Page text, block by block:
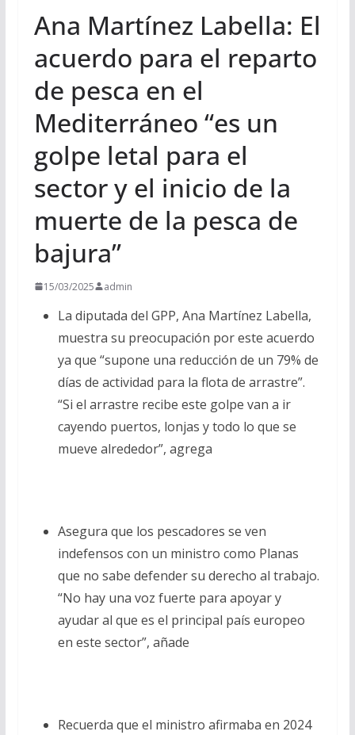
Ana Martínez Labella: El
acuerdo para el reparto
de pesca en el
Mediterráneo “es un
golpe letal para el
sector y el inicio de la
muerte de la pesca de
bajura”
15/03/2025 admin
La diputada del GPP, Ana Martínez Labella,
muestra su preocupación por este acuerdo
ya que “supone una reducción de un 79% de
días de actividad para la flota de arrastre”.
“Si el arrastre recibe este golpe van a ir
cayendo puertos, lonjas y todo lo que se
mueve alrededor”, agrega
Asegura que los pescadores se ven
indefensos con un ministro como Planas
que no sabe defender su derecho al trabajo.
“No hay una voz fuerte para apoyar y
ayudar al que es el principal país europeo
en este sector”, añade
Recuerda que el ministro afirmaba en 2024